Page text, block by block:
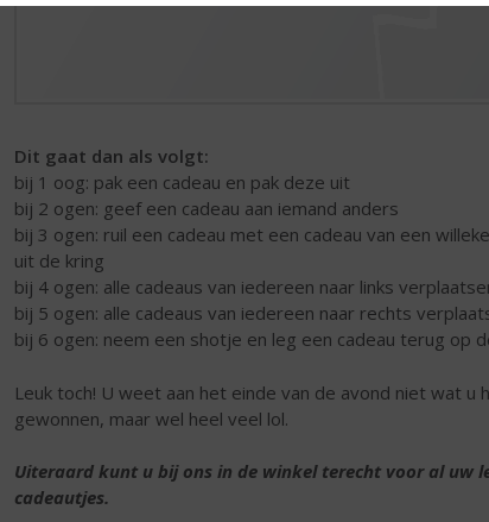
Dit gaat dan als volgt:
bij 1 oog: pak een cadeau en pak deze uit
bij 2 ogen: geef een cadeau aan iemand anders
bij 3 ogen: ruil een cadeau met een cadeau van een
uit de kring
bij 4 ogen: alle cadeaus van iedereen naar links
bij 5 ogen: alle cadeaus van iedereen naar rechts
bij 6 ogen: neem een shotje en leg een cadeau terug op
Leuk toch! U weet aan het einde van de avond niet wat u
gewonnen, maar wel heel veel lol.
Uiteraard kunt u bij ons in de winkel terecht voor al uw
cadeautjes.